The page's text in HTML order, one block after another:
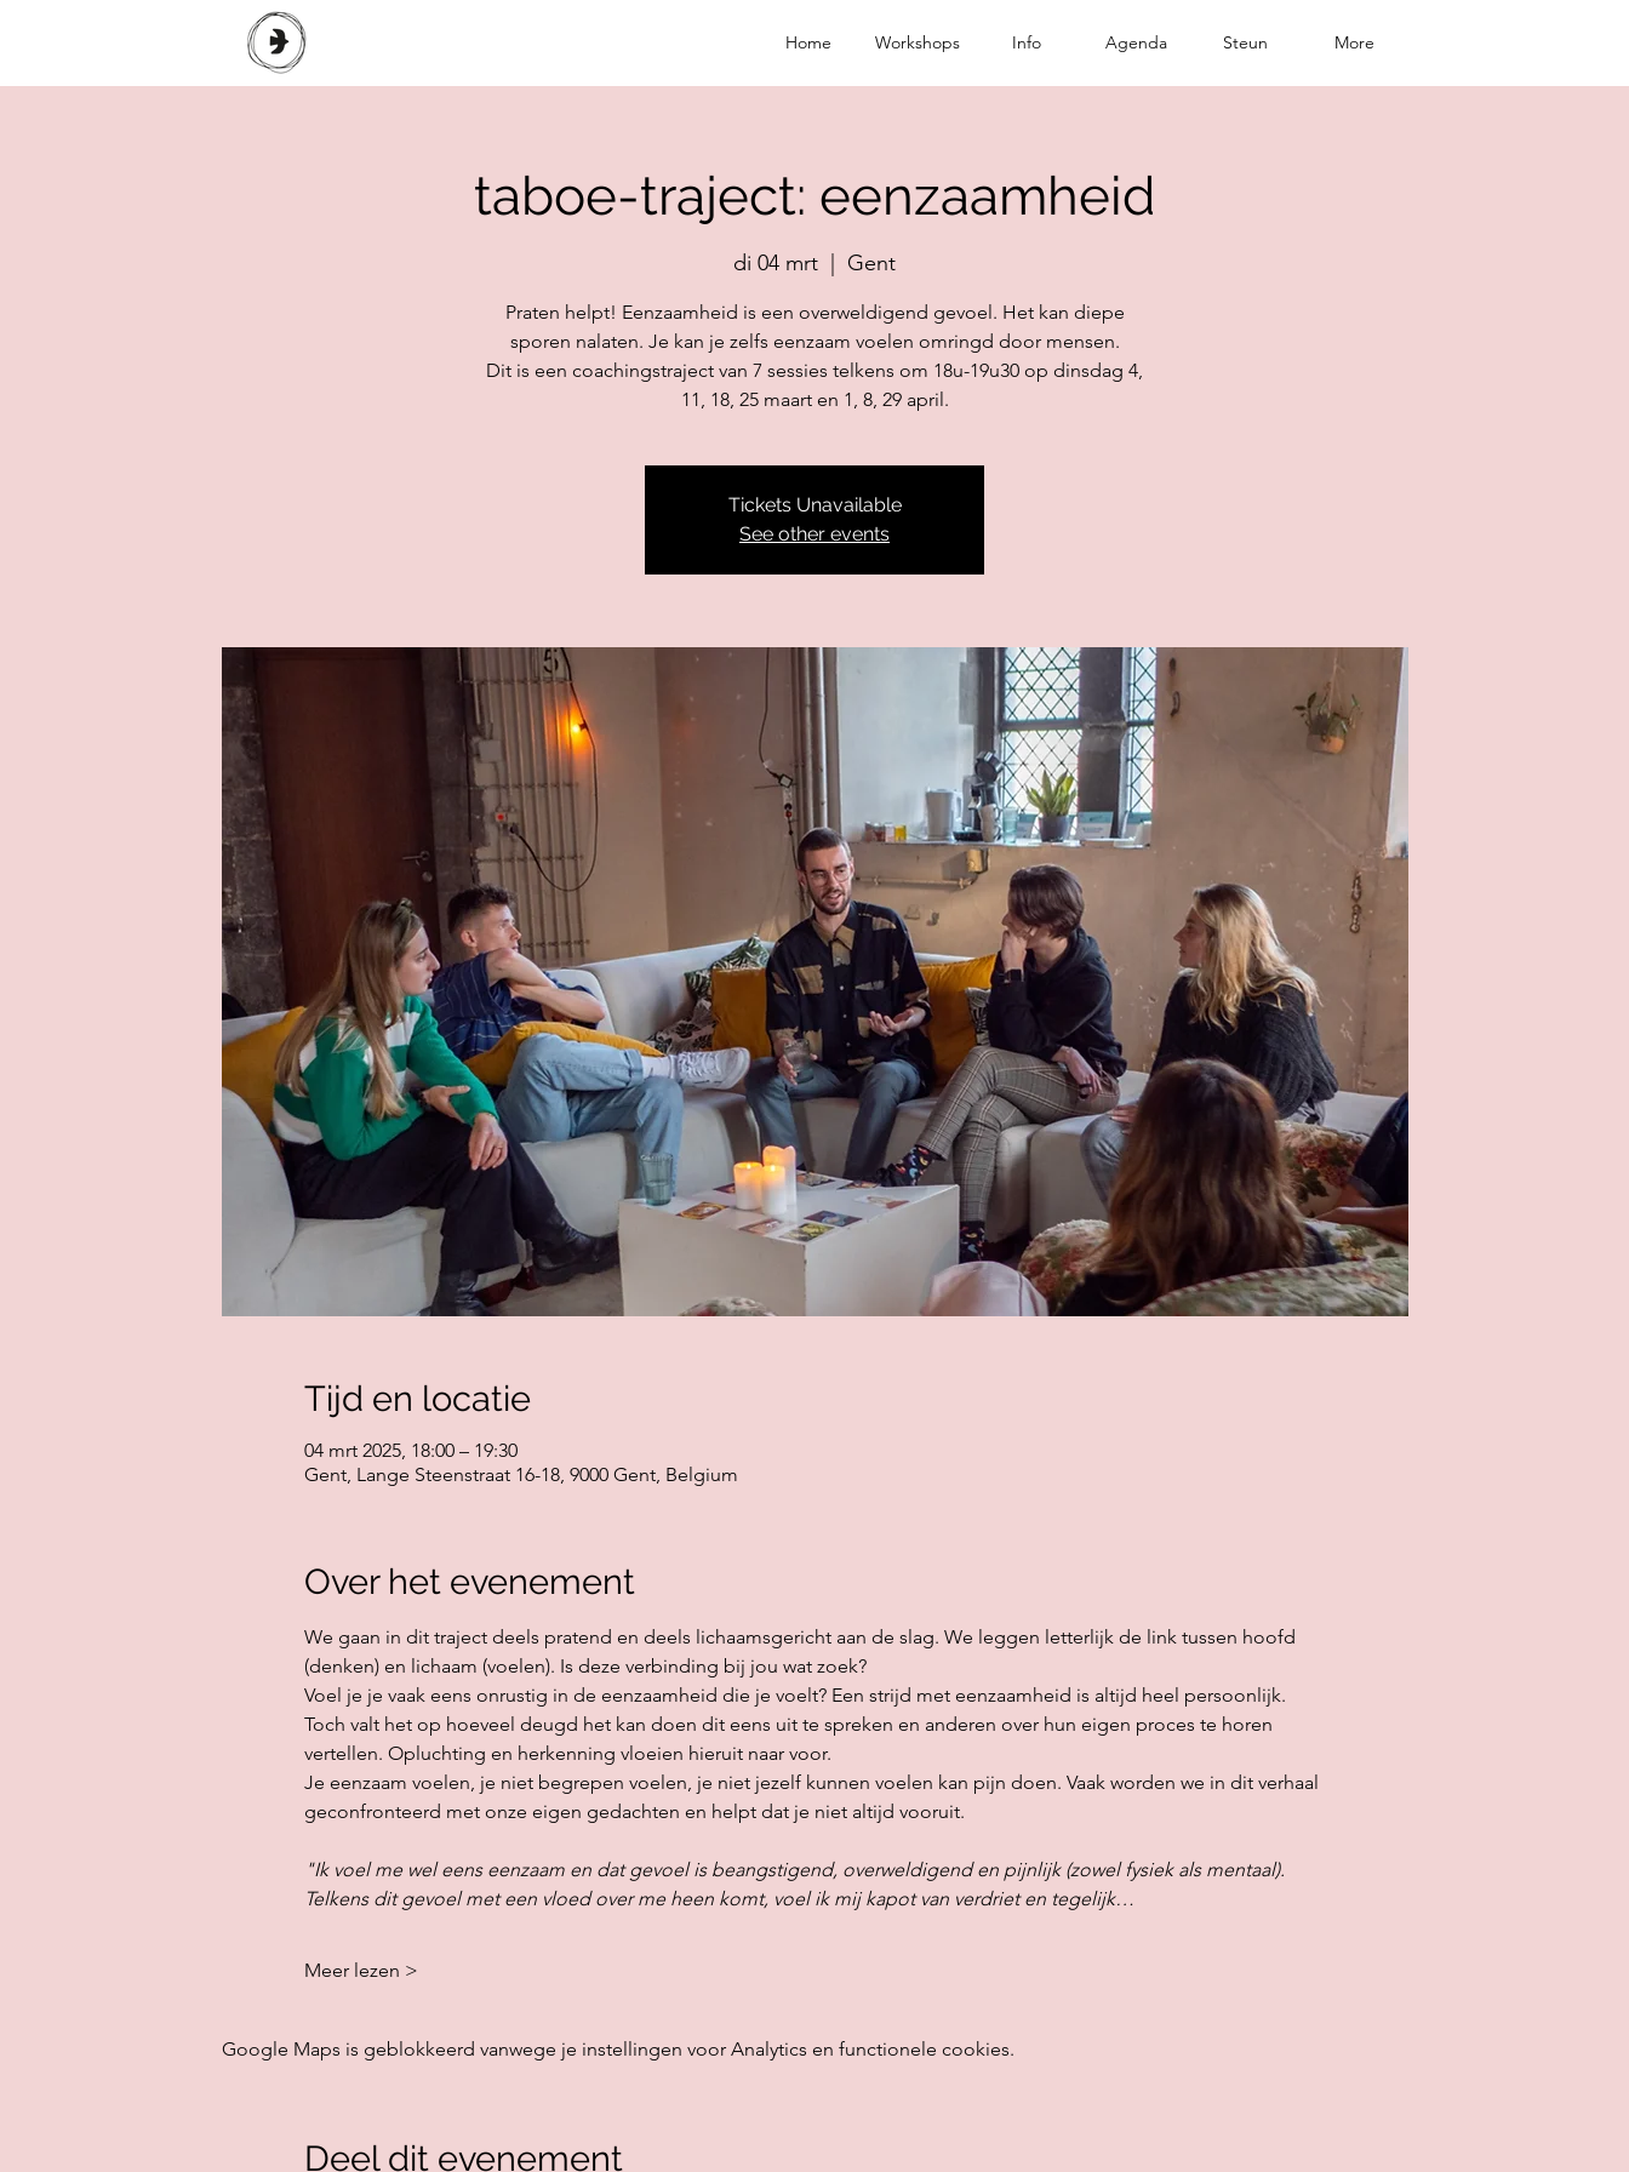
Home Workshops Info Agenda Steun More
taboe-traject: eenzaamheid
di 04 mrt
  |
Gent
Praten helpt! Eenzaamheid is een overweldigend gevoel. Het kan diepe
sporen nalaten. Je kan je zelfs eenzaam voelen omringd door mensen.
Dit is een coachingstraject van 7 sessies telkens om 18u-19u30 op dinsdag 4,
11, 18, 25 maart en 1, 8, 29 april.
Tickets Unavailable
See other events
Tijd en locatie
04 mrt 2025, 18:00 – 19:30
Gent, Lange Steenstraat 16-18, 9000 Gent, Belgium
Over het evenement
We gaan in dit traject deels pratend en deels lichaamsgericht aan de slag. We leggen letterlijk de link tussen hoofd
(denken) en lichaam (voelen). Is deze verbinding bij jou wat zoek?
Voel je je vaak eens onrustig in de eenzaamheid die je voelt? Een strijd met eenzaamheid is altijd heel persoonlijk.
Toch valt het op hoeveel deugd het kan doen dit eens uit te spreken en anderen over hun eigen proces te horen
vertellen. Opluchting en herkenning vloeien hieruit naar voor.
Je eenzaam voelen, je niet begrepen voelen, je niet jezelf kunnen voelen kan pijn doen. Vaak worden we in dit verhaal
geconfronteerd met onze eigen gedachten en helpt dat je niet altijd vooruit.
"Ik voel me wel eens eenzaam en dat gevoel is beangstigend, overweldigend en pijnlijk (zowel fysiek als mentaal).
Telkens dit gevoel met een vloed over me heen komt, voel ik mij kapot van verdriet en tegelijk…
Meer lezen >
Google Maps is geblokkeerd vanwege je instellingen voor Analytics en functionele cookies.
Deel dit evenement